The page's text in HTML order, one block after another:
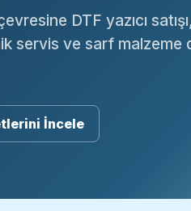
DTF yazıcı
servis ve sarf malzeme
İncele